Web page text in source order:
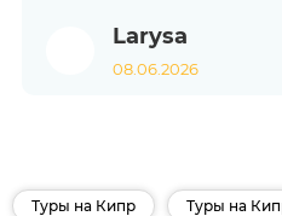
Larysa
08.06.2026
Туры на Кипр Туры на